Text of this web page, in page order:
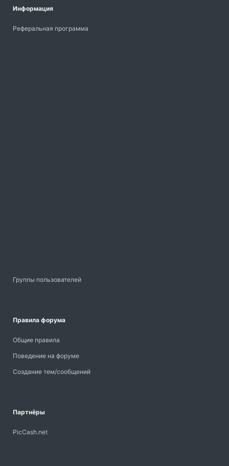
Информация
Реферальная программа
Группы пользователей
Правила форума
Общие правила
Поведение на форуме
Создание тем/сообщений
Партнёры
PicCash.net